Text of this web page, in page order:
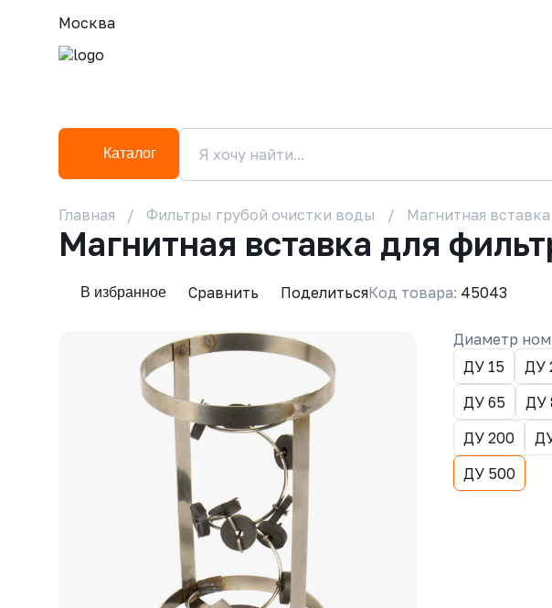
Москва
Каталог
Главная Фильтры грубой очистки воды Магнитная
Магнитная вставка для
В избранное Сравнить ПоделитьсяКод товара: 45043
Диаметр
ДУ 15
ДУ
ДУ 65
ДУ
ДУ 200
ДУ 500